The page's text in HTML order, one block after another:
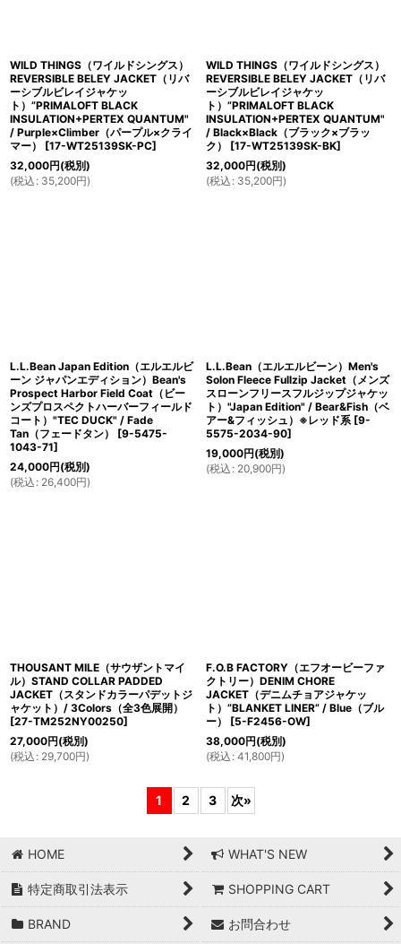
WILD THINGS（ワイルドシングス）
REVERSIBLE BELEY JACKET（リバ
ーシブルビレイジャケッ
ト）”PRIMALOFT BLACK
INSULATION+PERTEX QUANTUM"
/ Purple×Climber（パープル×クライ
マー）
[17-WT25139SK-PC]
32,000円(税別)
(税込 : 35,200円)
WILD THINGS（ワイルドシングス）
REVERSIBLE BELEY JACKET（リバ
ーシブルビレイジャケッ
ト）”PRIMALOFT BLACK
INSULATION+PERTEX QUANTUM"
/ Black×Black（ブラック×ブラッ
ク）
[17-WT25139SK-BK]
32,000円(税別)
(税込 : 35,200円)
L.L.Bean Japan Edition（エルエルビ
ーン ジャパンエディション）Bean's
Prospect Harbor Field Coat（ビー
ンズプロスペクトハーバーフィールド
コート）"TEC DUCK" / Fade
Tan（フェードタン）
[9-5475-
1043-71]
24,000円(税別)
(税込 : 26,400円)
L.L.Bean（エルエルビーン）Men's
Solon Fleece Fullzip Jacket（メンズ
スローンフリースフルジップジャケッ
ト）"Japan Edition" / Bear&Fish（ベ
アー&フィッシュ）※レッド系 [9-
5575-2034-90]
19,000円(税別)
(税込 : 20,900円)
THOUSANT MILE（サウザントマイ
ル）STAND COLLAR PADDED
JACKET（スタンドカラーパデットジ
ャケット）/ 3Colors（全3色展開）
[27-TM252NY00250]
27,000円(税別)
(税込 : 29,700円)
F.O.B FACTORY（エフオービーファ
クトリー）DENIM CHORE
JACKET（デニムチョアジャケッ
ト）”BLANKET LINER” / Blue（ブル
ー）
[5-F2456-OW]
38,000円(税別)
(税込 : 41,800円)
1 2 3 次»
HOME WHAT'S NEW
特定商取引法表示 SHOPPING CART
BRAND お問合わせ